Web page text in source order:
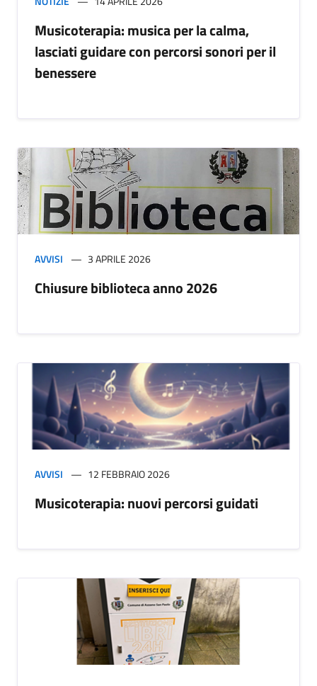
Musicoterapia: musica per la calma,
lasciati guidare con percorsi sonori per il
benessere
AVVISI 3 APRILE 2026
Chiusure biblioteca anno 2026
AVVISI 12 FEBBRAIO 2026
Musicoterapia: nuovi percorsi guidati